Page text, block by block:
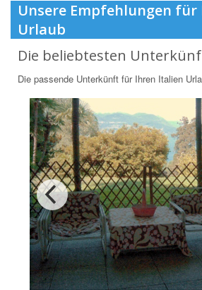
Unsere Empfehlungen
Urlaub
Die beliebtesten
Die passende Unterkünft für Ihren Italien